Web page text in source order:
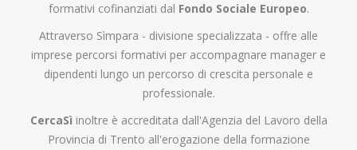
formativi cofinanziati dal Fondo Sociale Europeo.
Attraverso Sìmpara - divisione specializzata - offre alle
imprese percorsi formativi per accompagnare manager e
dipendenti lungo un percorso di crescita personale e
professionale.
CercaSì inoltre è accreditata dall'Agenzia del Lavoro della
Provincia di Trento all'erogazione della formazione